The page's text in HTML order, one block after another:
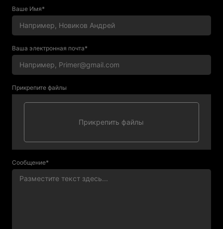
Ваше Имя*
Ваша электронная почта*
Прикрепите файлы
Сообщение*